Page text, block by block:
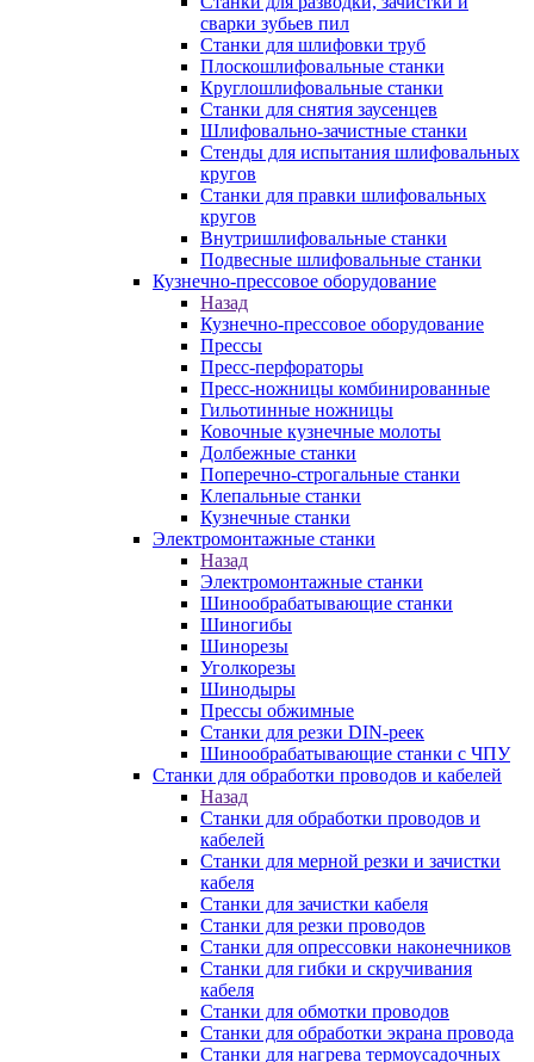
сварки зубьев пил
Станки для шлифовки труб
Плоскошлифовальные станки
Круглошлифовальные станки
Станки для снятия заусенцев
Шлифовально-зачистные станки
Стенды для испытания шлифовальных
кругов
Станки для правки шлифовальных
кругов
Внутришлифовальные станки
Подвесные шлифовальные станки
Кузнечно-прессовое оборудование
Назад
Кузнечно-прессовое оборудование
Прессы
Пресс-перфораторы
Пресс-ножницы комбинированные
Гильотинные ножницы
Ковочные кузнечные молоты
Долбежные станки
Поперечно-строгальные станки
Клепальные станки
Кузнечные станки
Электромонтажные станки
Назад
Электромонтажные станки
Шинообрабатывающие станки
Шиногибы
Шинорезы
Уголкорезы
Шинодыры
Прессы обжимные
Станки для резки DIN-реек
Шинообрабатывающие станки с ЧПУ
Станки для обработки проводов и кабелей
Назад
Станки для обработки проводов и
кабелей
Станки для мерной резки и зачистки
кабеля
Станки для зачистки кабеля
Станки для резки проводов
Станки для опрессовки наконечников
Станки для гибки и скручивания
кабеля
Станки для обмотки проводов
Станки для обработки экрана провода
Станки для нагрева термоусадочных